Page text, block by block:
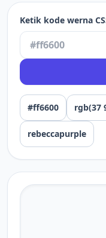
Ketik kode werna
#ff6600 rgb(37
rebeccapurple